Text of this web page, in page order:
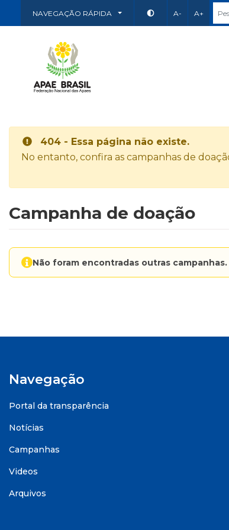
NAVEGAÇÃO RÁPIDA A- A+
404 - Essa página não existe.
No entanto, confira as campanhas de
Campanha de doação
Não foram encontradas outras campanhas.
Navegação
Portal da transparência
Notícias
Campanhas
Videos
Arquivos